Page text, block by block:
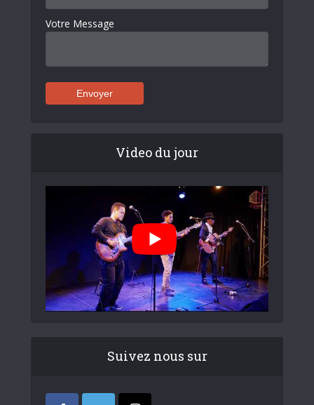
Votre Message
Video du jour
Suivez nous sur